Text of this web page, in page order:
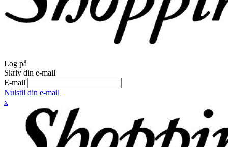
Log på
Skriv din e-mail
E-mail
Nulstil din e-mail
x